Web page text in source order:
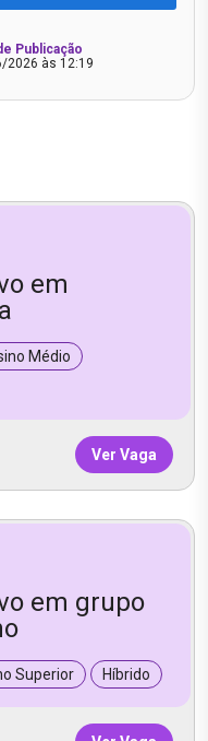
Publicação
2026 às 12:19
em
Médio
Ver Vaga
em grupo
Superior Híbrido